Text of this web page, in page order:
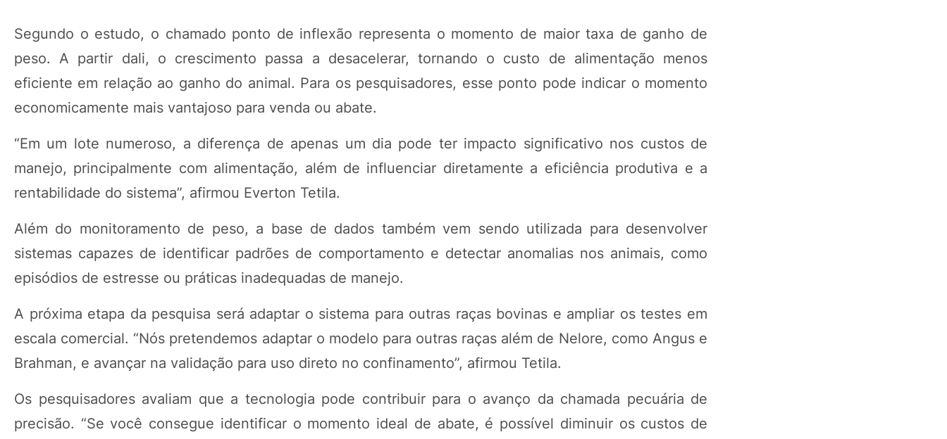
Segundo o estudo, o chamado ponto de inflexão representa o momento de maior taxa de ganho de
peso. A partir dali, o crescimento passa a desacelerar, tornando o custo de alimentação menos
eficiente em relação ao ganho do animal. Para os pesquisadores, esse ponto pode indicar o momento
economicamente mais vantajoso para venda ou abate.
“Em um lote numeroso, a diferença de apenas um dia pode ter impacto significativo nos custos de
manejo, principalmente com alimentação, além de influenciar diretamente a eficiência produtiva e a
rentabilidade do sistema”, afirmou Everton Tetila.
Além do monitoramento de peso, a base de dados também vem sendo utilizada para desenvolver
sistemas capazes de identificar padrões de comportamento e detectar anomalias nos animais, como
episódios de estresse ou práticas inadequadas de manejo.
A próxima etapa da pesquisa será adaptar o sistema para outras raças bovinas e ampliar os testes em
escala comercial. “Nós pretendemos adaptar o modelo para outras raças além de Nelore, como Angus e
Brahman, e avançar na validação para uso direto no confinamento”, afirmou Tetila.
Os pesquisadores avaliam que a tecnologia pode contribuir para o avanço da chamada pecuária de
precisão. “Se você consegue identificar o momento ideal de abate, é possível diminuir os custos de